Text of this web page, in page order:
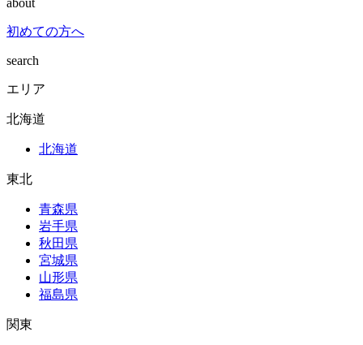
about
初めての方へ
search
エリア
北海道
北海道
東北
青森県
岩手県
秋田県
宮城県
山形県
福島県
関東